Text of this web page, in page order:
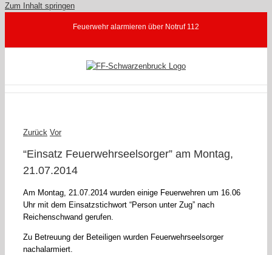
Zum Inhalt springen
Feuerwehr alarmieren über Notruf 112
Zurück Vor
“Einsatz Feuerwehrseelsorger” am Montag,
21.07.2014
Am Montag, 21.07.2014 wurden einige Feuerwehren um 16.06
Uhr mit dem Einsatzstichwort “Person unter Zug” nach
Reichenschwand gerufen.
Zu Betreuung der Beteiligen wurden Feuerwehrseelsorger
nachalarmiert.